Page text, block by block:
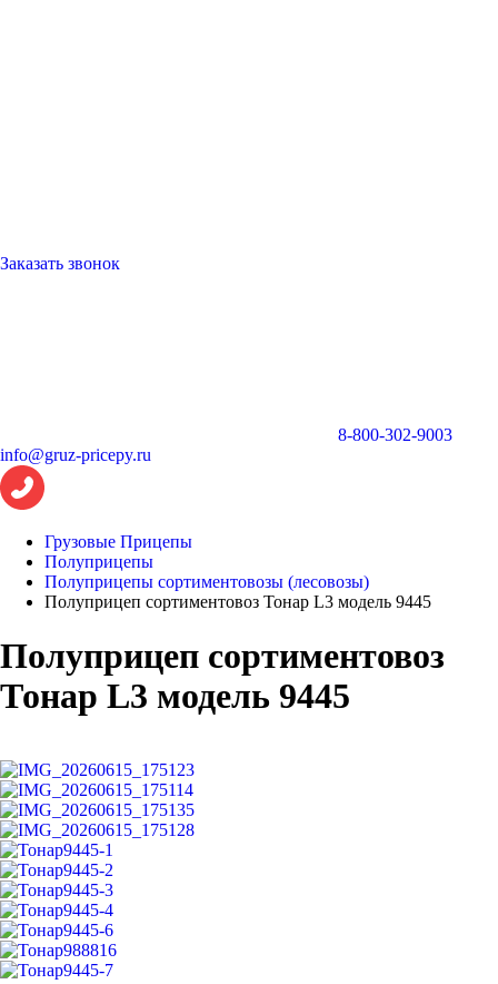
Заказать звонок
8-800-302-9003
info@gruz-pricepy.ru
Грузовые Прицепы
Полуприцепы
Полуприцепы сортиментовозы (лесовозы)
Полуприцеп сортиментовоз Тонар L3 модель 9445
Полуприцеп сортиментовоз
Тонар L3 модель 9445